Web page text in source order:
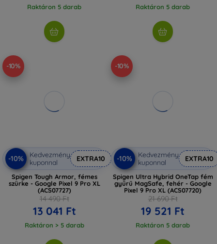
Raktáron 5 darab Raktáron 5 darab
-10%
-10%
Kedvezmény
kuponnal
EXTRA10
Spigen Tough Armor, fémes
szürke - Google Pixel 9 Pro XL
(ACS07727)
14 490 Ft
13 041 Ft
Raktáron > 5 darab
-10%
-10%
Kedvezmény
kuponnal
EXTRA10
Spigen Ultra Hybrid OneTap fém
gyűrű MagSafe, fehér - Google
Pixel 9 Pro XL (ACS07720)
21 690 Ft
19 521 Ft
Raktáron 5 darab